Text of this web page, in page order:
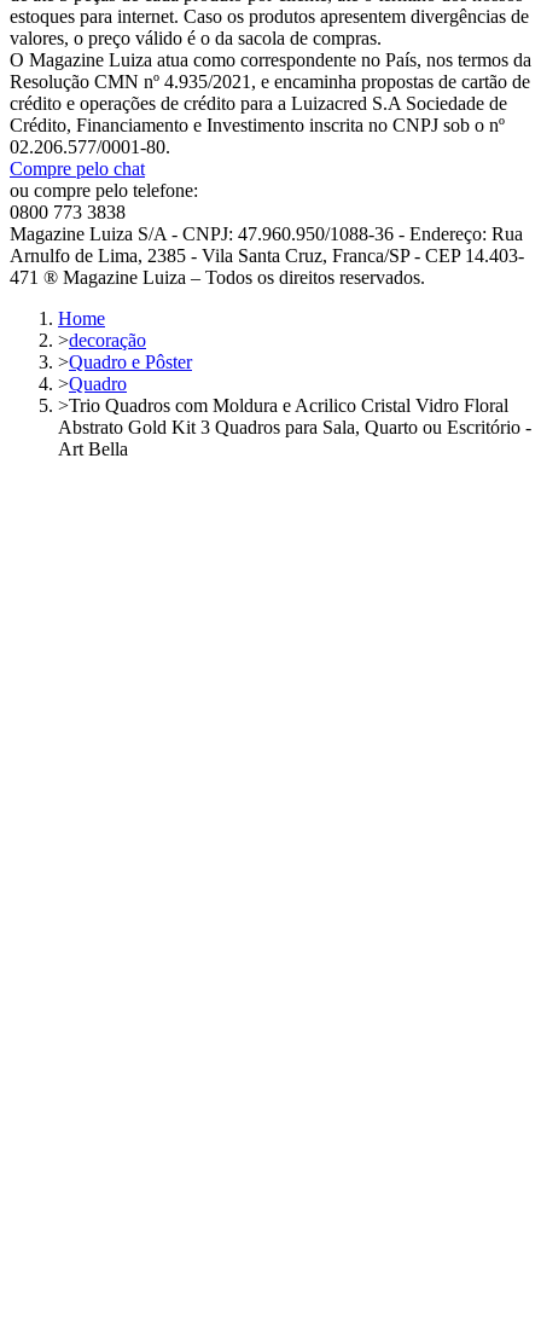
estoques para internet. Caso os produtos apresentem divergências de
valores, o preço válido é o da sacola de compras.
O Magazine Luiza atua como correspondente no País, nos termos da
Resolução CMN nº 4.935/2021, e encaminha propostas de cartão de
crédito e operações de crédito para a Luizacred S.A Sociedade de
Crédito, Financiamento e Investimento inscrita no CNPJ sob o nº
02.206.577/0001-80.
Compre pelo chat
ou compre pelo telefone:
0800 773 3838
Magazine Luiza S/A - CNPJ: 47.960.950/1088-36 - Endereço: Rua
Arnulfo de Lima, 2385 - Vila Santa Cruz, Franca/SP - CEP 14.403-
471 ® Magazine Luiza – Todos os direitos reservados.
Home
>decoração
>Quadro e Pôster
>Quadro
>Trio Quadros com Moldura e Acrilico Cristal Vidro Floral
Abstrato Gold Kit 3 Quadros para Sala, Quarto ou Escritório -
Art Bella